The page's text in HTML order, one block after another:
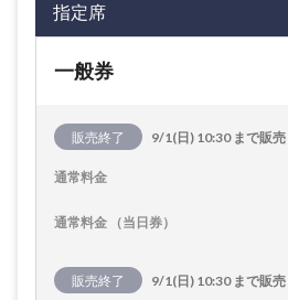
指定席
一般券
販売終了 9/1(日) 10:30 まで販売
通常料金
通常料金 （当日券）
販売終了 9/1(日) 10:30 まで販売